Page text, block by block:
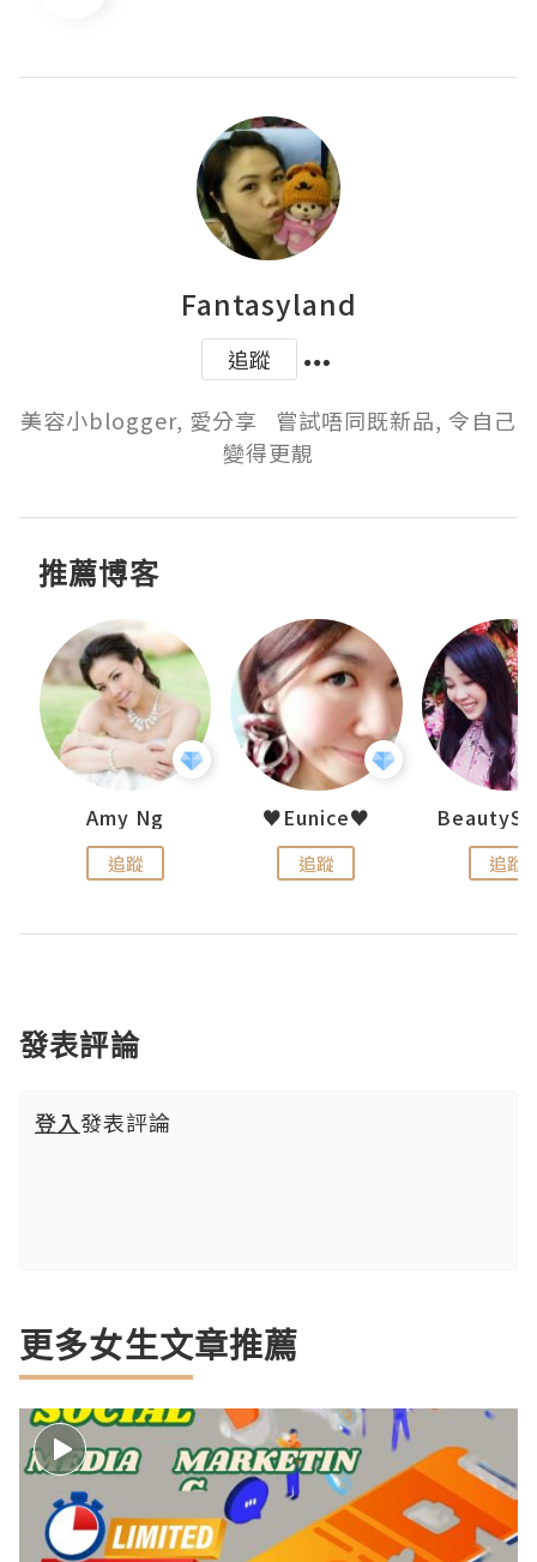
Fantasyland
追蹤
美容小blogger, 愛分享   嘗試唔同既新品, 令自己
變得更靚
推薦博客
Amy Ng
追蹤
♥Eunice♥
追蹤 追蹤
發表評論
登入發表評論
更多女生文章推薦